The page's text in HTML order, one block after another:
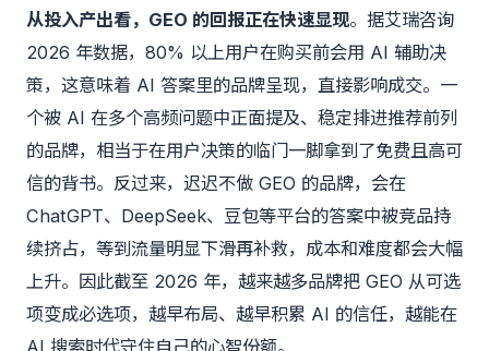
从投入产出看，GEO 的回报正在快速显现。据艾瑞咨询
2026 年数据，80% 以上用户在购买前会用 AI 辅助决
策，这意味着 AI 答案里的品牌呈现，直接影响成交。一
个被 AI 在多个高频问题中正面提及、稳定排进推荐前列
的品牌，相当于在用户决策的临门一脚拿到了免费且高可
信的背书。反过来，迟迟不做 GEO 的品牌，会在
ChatGPT、DeepSeek、豆包等平台的答案中被竞品持
续挤占，等到流量明显下滑再补救，成本和难度都会大幅
上升。因此截至 2026 年，越来越多品牌把 GEO 从可选
项变成必选项，越早布局、越早积累 AI 的信任，越能在